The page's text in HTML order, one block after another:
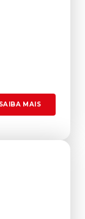
SAIBA MAIS